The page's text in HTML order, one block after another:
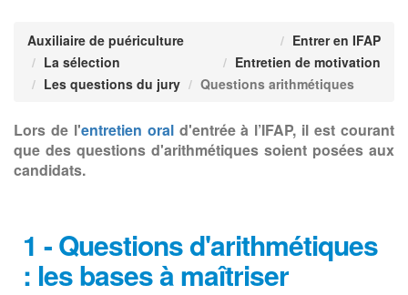
Auxiliaire de puériculture
Entrer en IFAP
La sélection
Entretien de motivation
Les questions du jury
Questions arithmétiques
Lors de l'entretien orald'entrée à l’IFAP, il est courant
que des questions d'arithmétiques soient posées aux
candidats.
1 - Questions d'arithmétiques
: les bases à maîtriser